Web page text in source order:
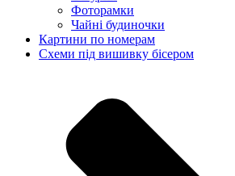
Фоторамки
Чайні будиночки
Картини по номерам
Схеми під вишивку бісером